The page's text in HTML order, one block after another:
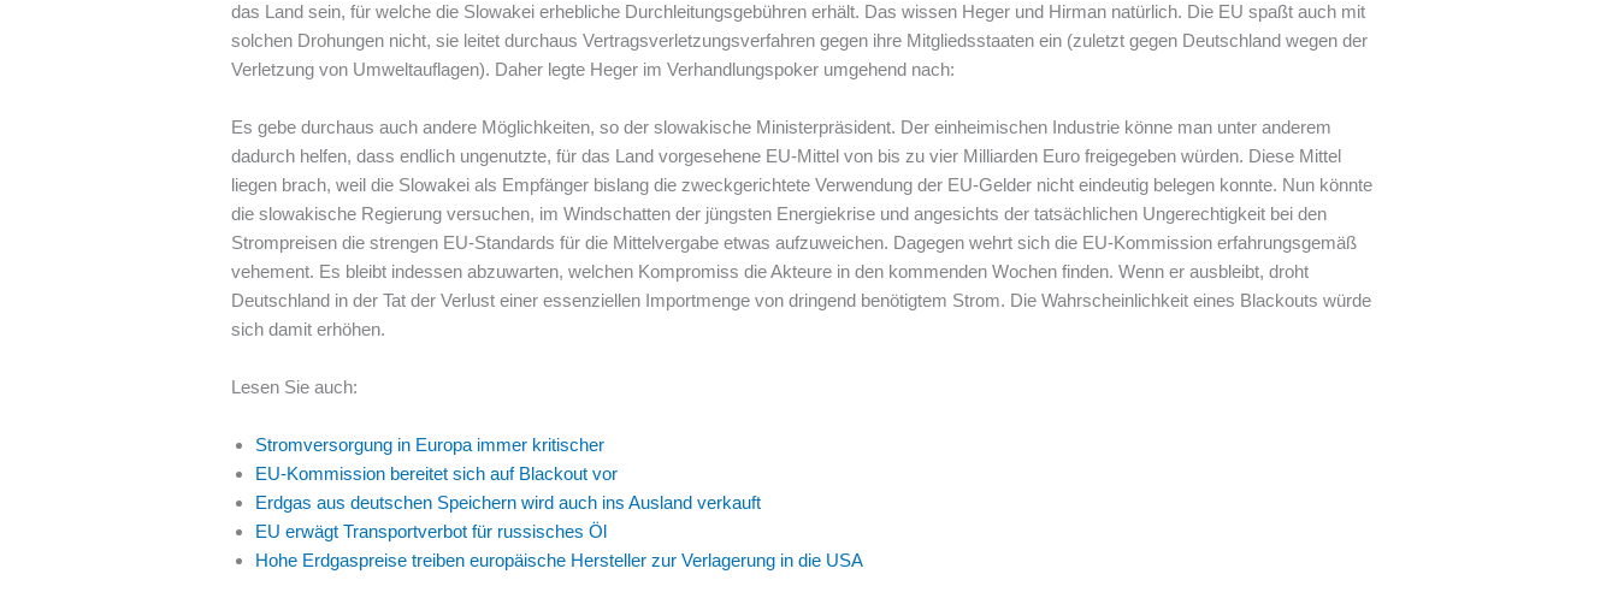
das Land sein, für welche die Slowakei erhebliche Durchleitungsgebühren erhält. Das wissen Heger und Hirman natürlich. Die EU spaßt auch mit
solchen Drohungen nicht, sie leitet durchaus Vertragsverletzungsverfahren gegen ihre Mitgliedsstaaten ein (zuletzt gegen Deutschland wegen der
Verletzung von Umweltauflagen). Daher legte Heger im Verhandlungspoker umgehend nach:
Es gebe durchaus auch andere Möglichkeiten, so der slowakische Ministerpräsident. Der einheimischen Industrie könne man unter anderem
dadurch helfen, dass endlich ungenutzte, für das Land vorgesehene EU-Mittel von bis zu vier Milliarden Euro freigegeben würden. Diese Mittel
liegen brach, weil die Slowakei als Empfänger bislang die zweckgerichtete Verwendung der EU-Gelder nicht eindeutig belegen konnte. Nun könnte
die slowakische Regierung versuchen, im Windschatten der jüngsten Energiekrise und angesichts der tatsächlichen Ungerechtigkeit bei den
Strompreisen die strengen EU-Standards für die Mittelvergabe etwas aufzuweichen. Dagegen wehrt sich die EU-Kommission erfahrungsgemäß
vehement. Es bleibt indessen abzuwarten, welchen Kompromiss die Akteure in den kommenden Wochen finden. Wenn er ausbleibt, droht
Deutschland in der Tat der Verlust einer essenziellen Importmenge von dringend benötigtem Strom. Die Wahrscheinlichkeit eines Blackouts würde
sich damit erhöhen.
Lesen Sie auch:
Stromversorgung in Europa immer kritischer
EU-Kommission bereitet sich auf Blackout vor
Erdgas aus deutschen Speichern wird auch ins Ausland verkauft
EU erwägt Transportverbot für russisches Öl
Hohe Erdgaspreise treiben europäische Hersteller zur Verlagerung in die USA